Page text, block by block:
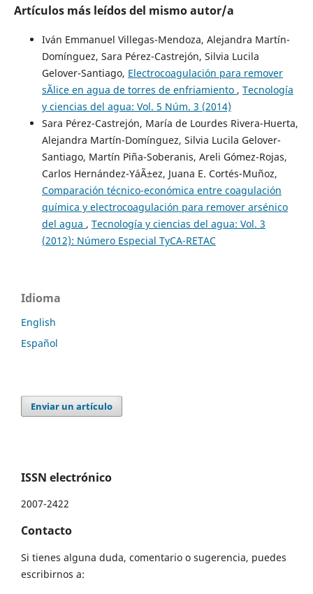
Artículos más leídos del mismo autor/a
Iván Emmanuel Villegas-Mendoza, Alejandra Martín-
Domínguez, Sara Pérez-Castrejón, Silvia Lucila
Gelover-Santiago, Electrocoagulación para remover
sÃ­lice en agua de torres de enfriamiento , Tecnología
y ciencias del agua: Vol. 5 Núm. 3 (2014)
Sara Pérez-Castrejón, María de Lourdes Rivera-Huerta,
Alejandra Martín-Domínguez, Silvia Lucila Gelover-
Santiago, Martín Piña-Soberanis, Areli Gómez-Rojas,
Carlos Hernández-YáÃ±ez, Juana E. Cortés-Muñoz,
Comparación técnico-económica entre coagulación
química y electrocoagulación para remover arsénico
del agua , Tecnología y ciencias del agua: Vol. 3
(2012): Número Especial TyCA-RETAC
Idioma
English
Español
Enviar un artículo
ISSN electrónico
2007-2422
Contacto
Si tienes alguna duda, comentario o sugerencia, puedes
escribirnos a: